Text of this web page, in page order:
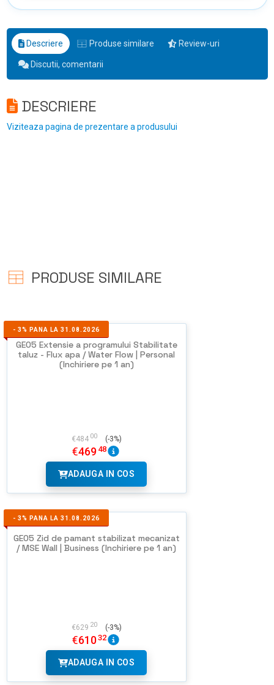
Descriere Produse similare Review-uri
Discutii, comentarii
DESCRIERE
Viziteaza pagina de prezentare a produsului
PRODUSE SIMILARE
- 3% PANA LA 31.08.2026
GEO5 Extensie a programului Stabilitate
taluz - Flux apa / Water Flow | Personal
(Inchiriere pe 1 an)
€484 00 (-3%)
€469 48
ADAUGA IN COS
- 3% PANA LA 31.08.2026
GEO5 Zid de pamant stabilizat mecanizat
/ MSE Wall | Business (Inchiriere pe 1 an)
€629 20 (-3%)
€61032
ADAUGA IN COS